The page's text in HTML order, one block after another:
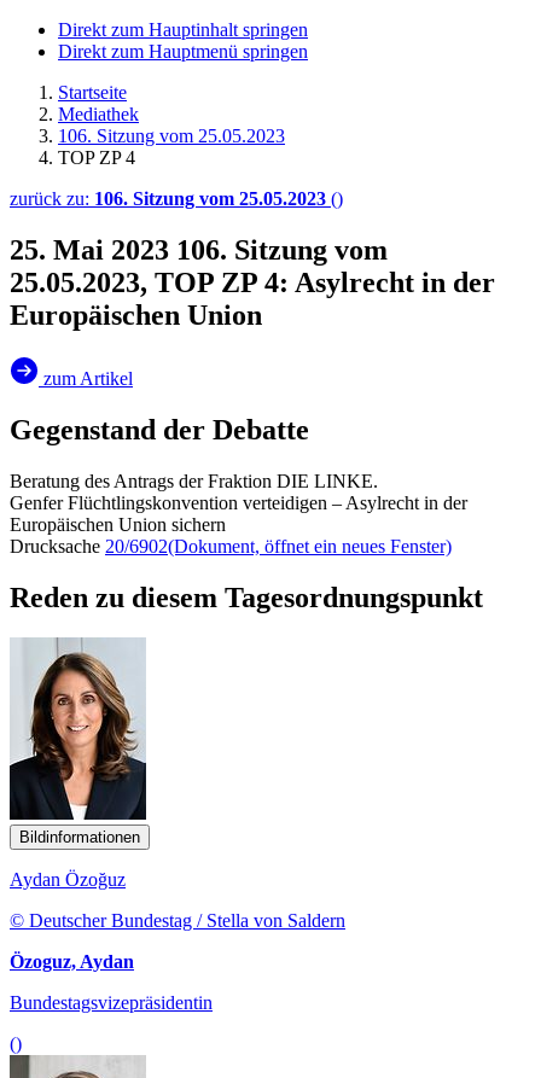
Direkt zum Hauptinhalt springen
Direkt zum Hauptmenü springen
Startseite
Mediathek
106. Sitzung vom 25.05.2023
TOP ZP 4
zurück zu: 106. Sitzung vom 25.05.2023 ()
25. Mai 2023 106. Sitzung vom
25.05.2023, TOP ZP 4: Asylrecht in der
Europäischen Union
zum Artikel
Gegenstand der Debatte
Beratung des Antrags der Fraktion DIE LINKE.
Genfer Flüchtlingskonvention verteidigen – Asylrecht in der
Europäischen Union sichern
Drucksache 20/6902(Dokument, öffnet ein neues Fenster)
Reden zu diesem Tagesordnungspunkt
Bildinformationen
Aydan Özoğuz
© Deutscher Bundestag / Stella von Saldern
Özoguz, Aydan
Bundestagsvizepräsidentin
()